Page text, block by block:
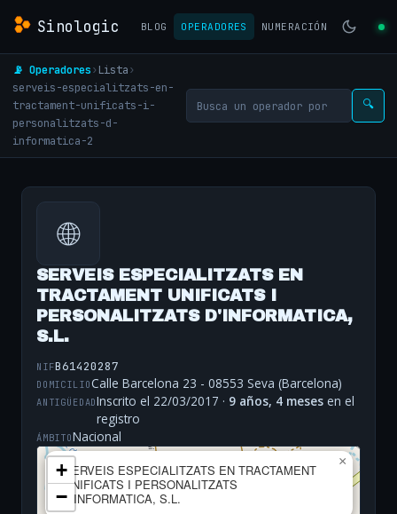
Sinologic BLOG OPERADORES NUMERACIÓN
📡 Operadores› Lista›
serveis-especialitzats-en-
tractament-unificats-i-
personalitzats-d-
informatica-2
🔍
🌐
SERVEIS ESPECIALITZATS EN
TRACTAMENT UNIFICATS I
PERSONALITZATS D'INFORMATICA,
S.L.
NIFB61420287
DOMICILIOCalle Barcelona 23 - 08553 Seva (Barcelona)
ANTIGÜEDADInscrito el 22/03/2017 · 9 años, 4 meses en el
registro
ÁMBITONacional
SERVEIS ESPECIALITZATS EN TRACTAMENT
UNIFICATS I PERSONALITZATS
D'INFORMATICA, S.L.
×
+
−